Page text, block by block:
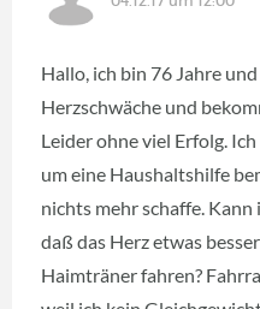
Hallo, ich bin 76 Jahre
Herzschwäche und
Leider ohne viel Erfolg.
um eine Haushaltshilfe
nichts mehr schaffe. Kann
daß das Herz etwas
Haimträner fahren?